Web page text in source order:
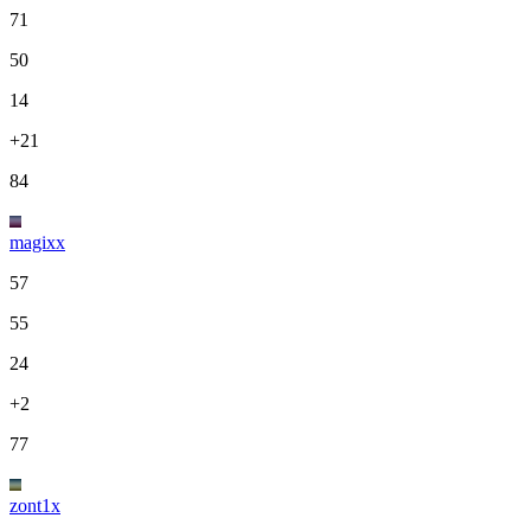
71
50
14
+21
84
magixx
57
55
24
+2
77
zont1x